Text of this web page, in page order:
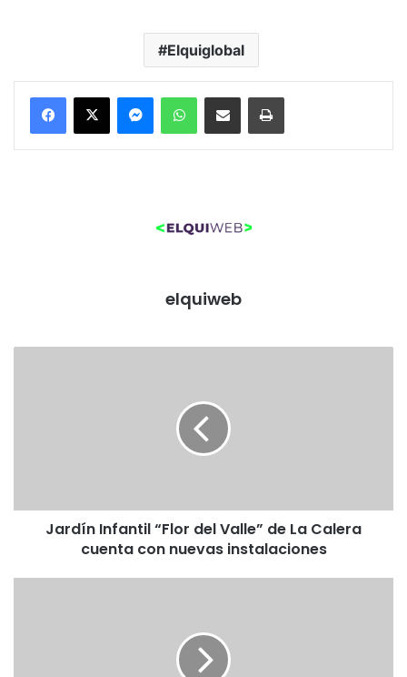
Elquiglobal
elquiweb
f
Jardín Infantil “Flor del Valle” de La Calera
cuenta con nuevas instalaciones